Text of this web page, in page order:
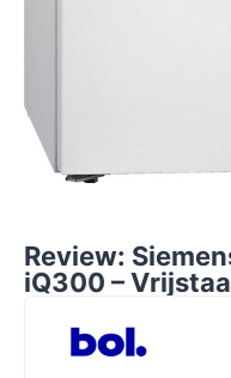
Review:
iQ300 –